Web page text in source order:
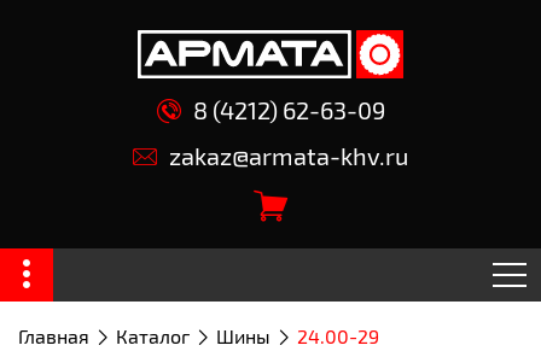
8 (4212) 62-63-09
zakaz@armata-khv.ru
Главная Каталог Шины 24.00-29